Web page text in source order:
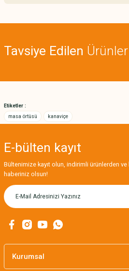
Ürün açıklamasında eksik bilgiler
Tavsiye Edilen Ürünler
MIKNATISLI İĞNE TUTUCU-BAHAR
Etiketler :
masa örtüsü
kanaviçe
E-bülten kayıt
Bültenimize kayıt olun, indirimli ürünlerden
haberiniz olsun!
Kurumsal